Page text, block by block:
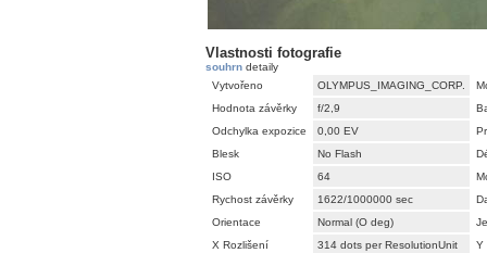
Vlastnosti fotografie
souhrn detaily
Vytvořeno
OLYMPUS_IMAGING_CORP.
Hodnota závěrky
f/2,9
Odchylka expozice
0,00 EV
Blesk
No Flash
ISO
64
Rychost závěrky
1622/1000000 sec
Orientace
Normal (O deg)
X Rozlišení
314 dots per ResolutionUnit
Y